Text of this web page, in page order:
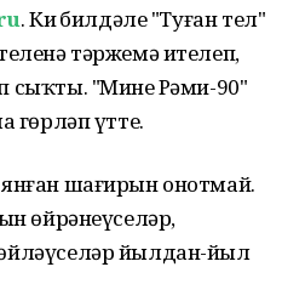
. Киң билдәле "Туған тел"
тәржемә ителеп,
"Минең Рәми-90"
гөрләп үтте.
шағирын онотмай.
өйрәнеүселәр,
йылдан-йыл